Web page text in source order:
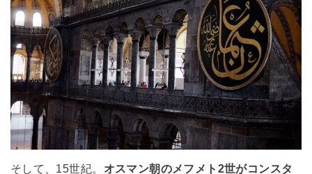
そして、15世紀。 オスマン朝のメフメト2世がコンスタ